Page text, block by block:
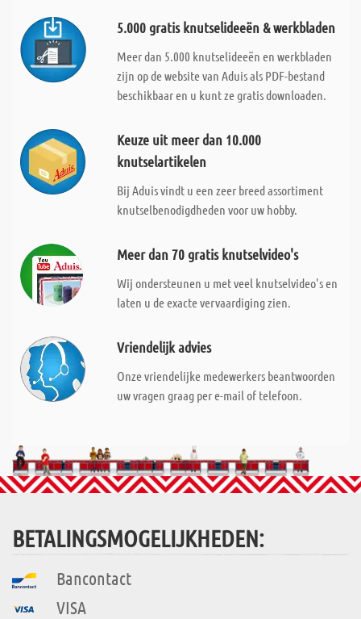
5.000 gratis knutselideeën & werkbladen
Meer dan 5.000 knutselideeën en werkbladen
zijn op de website van Aduis als PDF-bestand
beschikbaar en u kunt ze gratis downloaden.
Keuze uit meer dan 10.000
knutselartikelen
Bij Aduis vindt u een zeer breed assortiment
knutselbenodigdheden voor uw hobby.
Meer dan 70 gratis knutselvideo's
Wij ondersteunen u met veel knutselvideo's en
laten u de exacte vervaardiging zien.
Vriendelijk advies
Onze vriendelijke medewerkers beantwoorden
uw vragen graag per e-mail of telefoon.
BETALINGSMOGELIJKHEDEN:
Bancontact
VISA